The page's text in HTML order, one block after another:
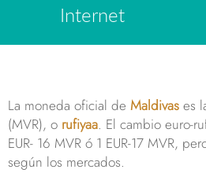
Internet
La moneda oficial de Maldivas es
(MVR), o rufiyaa. El cambio euro-
EUR- 16 MVR ó 1 EUR-17 MVR,
según los mercados.